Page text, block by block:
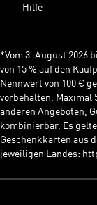
Hilfe
*Vom 3. August 2026
von 15 % auf den
Nennwert von 100 €
vorbehalten. Maximal
anderen Angeboten,
kombinierbar. Es
Geschenkkarten aus
jeweiligen Landes: